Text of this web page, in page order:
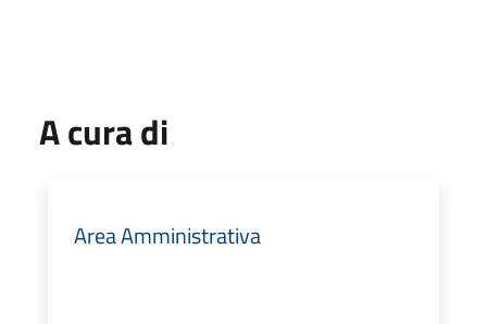
A cura di
Area Amministrativa